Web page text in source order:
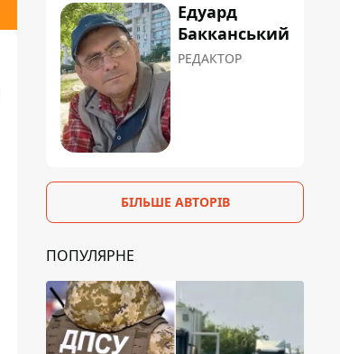
Едуард
Бакканський
РЕДАКТОР
БІЛЬШЕ АВТОРІВ
ПОПУЛЯРНЕ